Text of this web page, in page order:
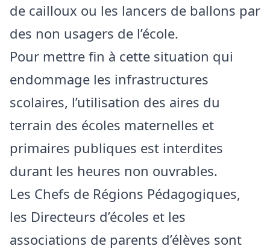
de cailloux ou les lancers de ballons par
des non usagers de l’école.
Pour mettre fin à cette situation qui
endommage les infrastructures
scolaires, l’utilisation des aires du
terrain des écoles maternelles et
primaires publiques est interdites
durant les heures non ouvrables.
Les Chefs de Régions Pédagogiques,
les Directeurs d’écoles et les
associations de parents d’élèves sont